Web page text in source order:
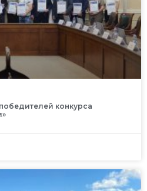
конкурса